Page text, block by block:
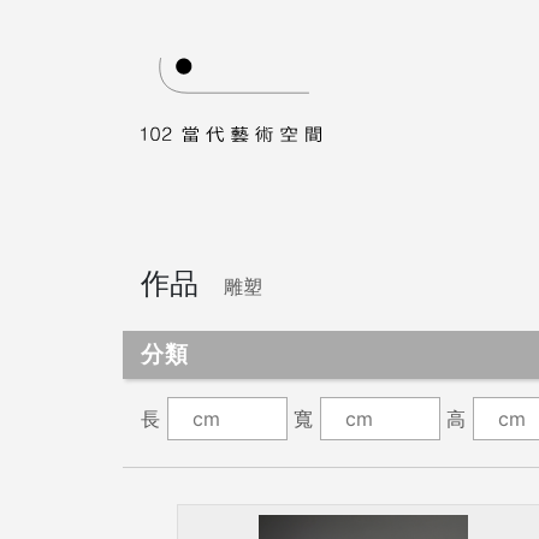
作品 雕塑
分類
長 寬 高